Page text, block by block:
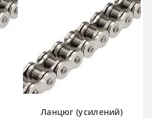
Ланцюг (усилений)